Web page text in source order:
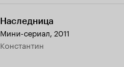
Наследница
Мини-сериал, 2011
Константин